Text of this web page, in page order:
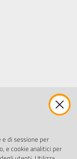
di sessione per
e cookie analitici per